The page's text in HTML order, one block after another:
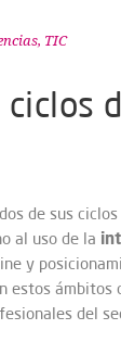
, TIC
de sus
al uso de la
y
estos ámbitos
del